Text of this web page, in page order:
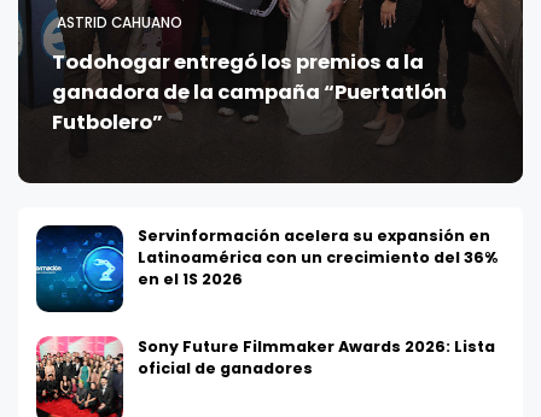
ASTRID CAHUANO
Todohogar entregó los premios a la
ganadora de la campaña “Puertatlón
Futbolero”
Servinformación acelera su expansión en
Latinoamérica con un crecimiento del 36%
en el 1S 2026
Sony Future Filmmaker Awards 2026: Lista
oficial de ganadores